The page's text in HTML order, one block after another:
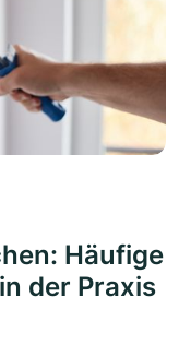
Häufige
der Praxis